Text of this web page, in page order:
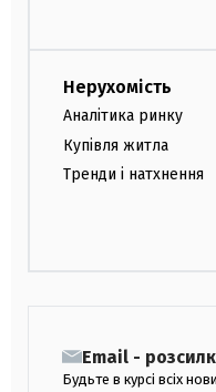
Нерухомість
Аналітика ринку
Купівля житла
Тренди і натхнення
Email -
Будьте в курсі всіх